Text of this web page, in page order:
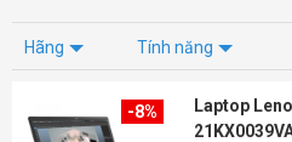
Hãng Tính năng
-8%
Laptop